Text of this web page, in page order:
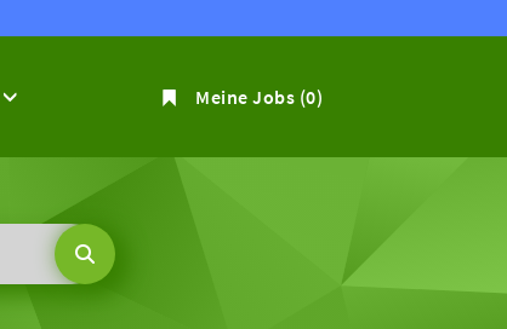
Meine Jobs (0)